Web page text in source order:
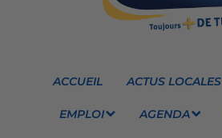
ACCUEIL ACTUS LOCALES
EMPLOI AGENDA